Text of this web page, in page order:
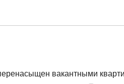
вакантными